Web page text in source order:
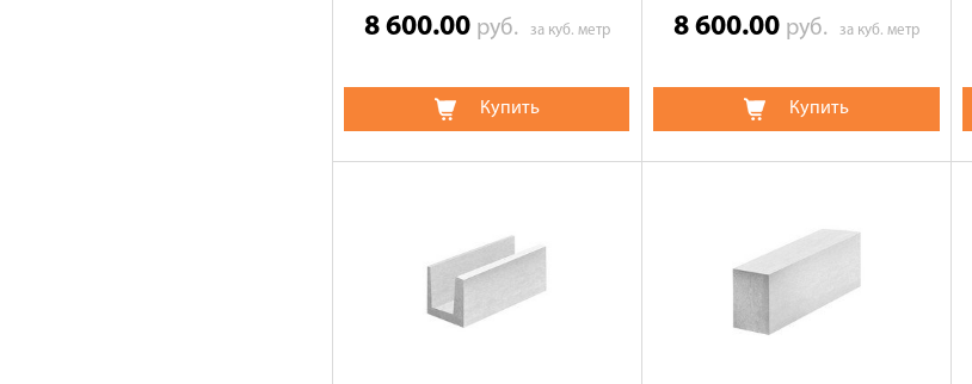
8 600.00 руб. за куб. метр
Купить
8 600.00 руб. за куб. метр
Купить